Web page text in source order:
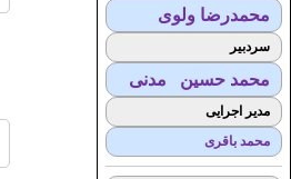
محمدرضا ولوی
سردبیر
محمد حسین مدنی
مدیر اجرایی
محمد باقری